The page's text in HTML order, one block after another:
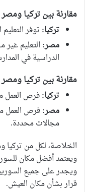
مقارنة بين تركيا
تركيا: توفر
مصر: التعليم
الدراسية في
مقارنة بين تركيا
تركيا:فرص العمل
مصر:فرص العمل
مجالات محددة.
الخلاصة، لكل من تركيا
ويعتمد أفضل مكان
ويجدر على جميع
قرار بشأن مكان العيش.